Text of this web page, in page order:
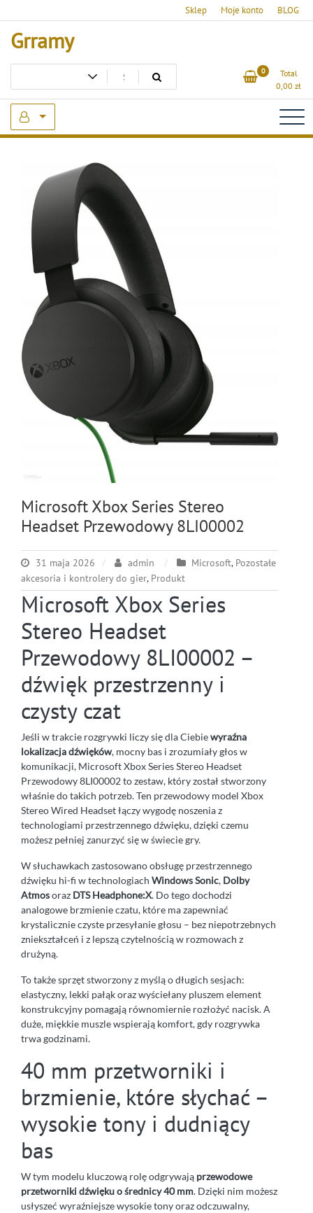
to
content
Sklep Moje konto BLOG
Grramy
0
Total
0,00 zł
Microsoft Xbox Series Stereo
Headset Przewodowy 8LI00002
31 maja 2026 admin Microsoft, Pozostałe
akcesoria i kontrolery do gier, Produkt
Microsoft Xbox Series
Stereo Headset
Przewodowy 8LI00002 –
dźwięk przestrzenny i
czysty czat
Jeśli w trakcie rozgrywki liczy się dla Ciebiewyraźna
lokalizacja dźwięków, mocny bas i zrozumiały głos w
komunikacji, Microsoft Xbox Series Stereo Headset
Przewodowy 8LI00002 to zestaw, który został stworzony
właśnie do takich potrzeb. Ten przewodowy model Xbox
Stereo Wired Headset łączy wygodę noszenia z
technologiami przestrzennego dźwięku, dzięki czemu
możesz pełniej zanurzyć się w świecie gry.
W słuchawkach zastosowano obsługę przestrzennego
dźwięku hi-fi w technologiach Windows Sonic, Dolby
Atmosoraz DTS Headphone:X. Do tego dochodzi
analogowe brzmienie czatu, które ma zapewniać
krystalicznie czyste przesyłanie głosu – bez niepotrzebnych
zniekształceń i z lepszą czytelnością w rozmowach z
drużyną.
To także sprzęt stworzony z myślą o długich sesjach:
elastyczny, lekki pałąk oraz wyściełany pluszem element
konstrukcyjny pomagają równomiernie rozłożyć nacisk. A
duże, miękkie muszle wspierają komfort, gdy rozgrywka
trwa godzinami.
40 mm przetworniki i
brzmienie, które słychać –
wysokie tony i dudniący
bas
W tym modelu kluczową rolę odgrywają przewodowe
przetworniki dźwięku o średnicy 40 mm. Dzięki nim możesz
usłyszeć wyraźniejsze wysokie tony oraz odczuwalny,